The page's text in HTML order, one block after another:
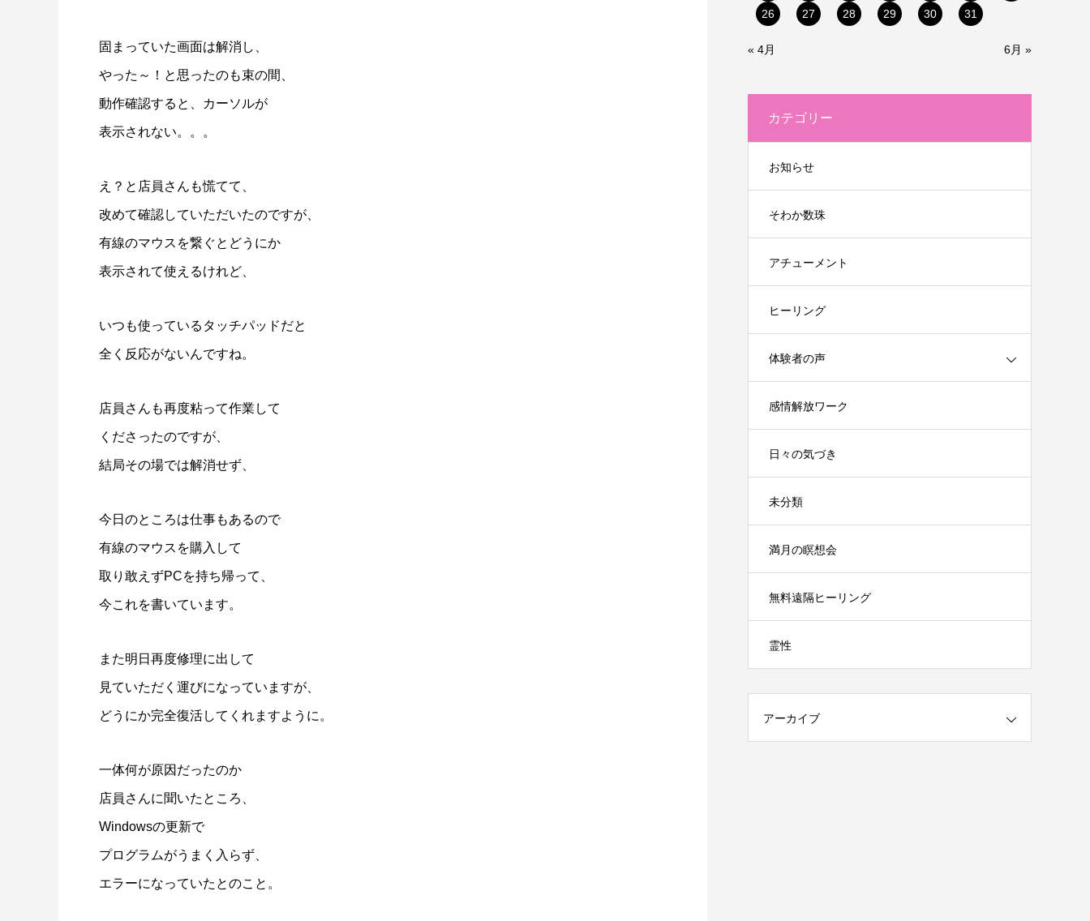
固まっていた画面は解消し、
やった～！と思ったのも束の間、
動作確認すると、カーソルが
表示されない。。。
え？と店員さんも慌てて、
改めて確認していただいたのですが、
有線のマウスを繋ぐとどうにか
表示されて使えるけれど、
いつも使っているタッチパッドだと
全く反応がないんですね。
店員さんも再度粘って作業して
くださったのですが、
結局その場では解消せず、
今日のところは仕事もあるので
有線のマウスを購入して
取り敢えずPCを持ち帰って、
今これを書いています。
また明日再度修理に出して
見ていただく運びになっていますが、
どうにか完全復活してくれますように。
一体何が原因だったのか
店員さんに聞いたところ、
Windowsの更新で
プログラムがうまく入らず、
エラーになっていたとのこと。
26
27 28 29 30 31
« 4月 6月 »
カテゴリー
お知らせ
そわか数珠
アチューメント
ヒーリング
体験者の声
感情解放ワーク
日々の気づき
未分類
満月の瞑想会
無料遠隔ヒーリング
霊性
アーカイブ